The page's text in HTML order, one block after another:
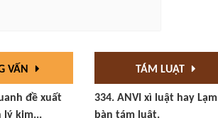
VẤN
đề xuất
lý kim...
TÁM LUẬT
334. ANVI xì luật hay Lạm
bàn tám luật.